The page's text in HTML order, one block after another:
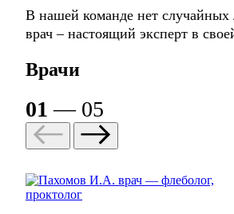
В нашей команде нет случайных
врач – настоящий эксперт в
Врачи
01 — 05